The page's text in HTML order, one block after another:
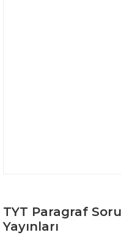
TYT Paragraf
Yayınları